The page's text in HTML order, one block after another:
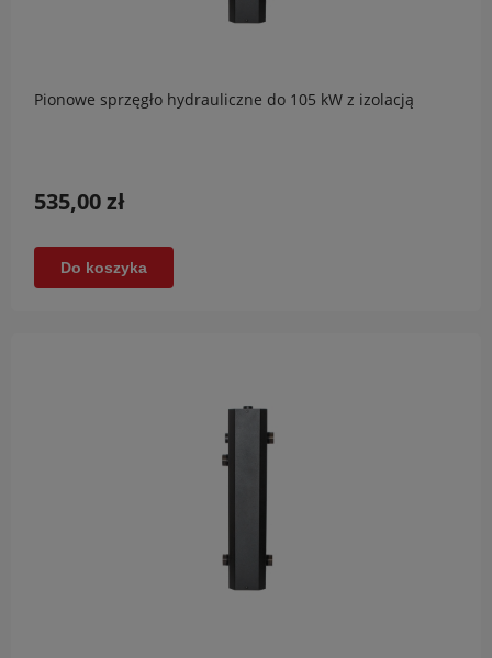
Pionowe sprzęgło hydrauliczne do 105 kW z izolacją
535,00 zł
Do koszyka